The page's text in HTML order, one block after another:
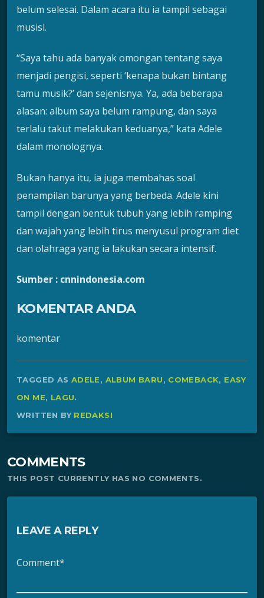
belum selesai. Dalam acara itu ia tampil sebagai
musisi.
“Saya tahu ada banyak omongan tentang saya
menjadi pengisi, seperti ‘kenapa bukan bintang
tamu musik?’ dan sejenisnya. Ya, ada beberapa
alasan: album saya belum rampung, dan saya
terlalu takut melakukan keduanya,” kata Adele
dalam monolognya.
Bukan hanya itu, ia juga membahas soal
penampilan barunya yang berbeda. Adele kini
tampil dengan bentuk tubuh yang lebih ramping
dan wajah yang lebih tirus menyusul program diet
dan olahraga yang ia lakukan secara intensif.
Sumber : cnnindonesia.com
KOMENTAR ANDA
komentar
TAGGED AS ADELE, ALBUM BARU, COMEBACK, EASY
ON ME, LAGU.
WRITTEN BY REDAKSI
COMMENTS
THIS POST CURRENTLY HAS NO COMMENTS.
LEAVE A REPLY
Comment*